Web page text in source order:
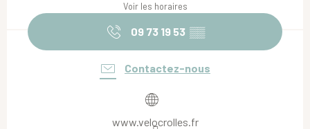
Voir les horaires
09 73 19 53 ▒▒
Contactez-nous
www.velocrolles.fr